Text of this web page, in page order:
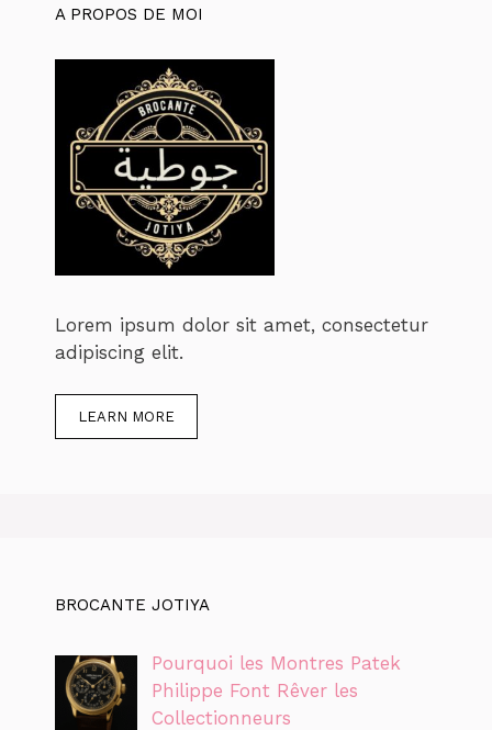
A PROPOS DE MOI
Lorem ipsum dolor sit amet, consectetur
adipiscing elit.
LEARN MORE
BROCANTE JOTIYA
Pourquoi les Montres Patek
Philippe Font Rêver les
Collectionneurs